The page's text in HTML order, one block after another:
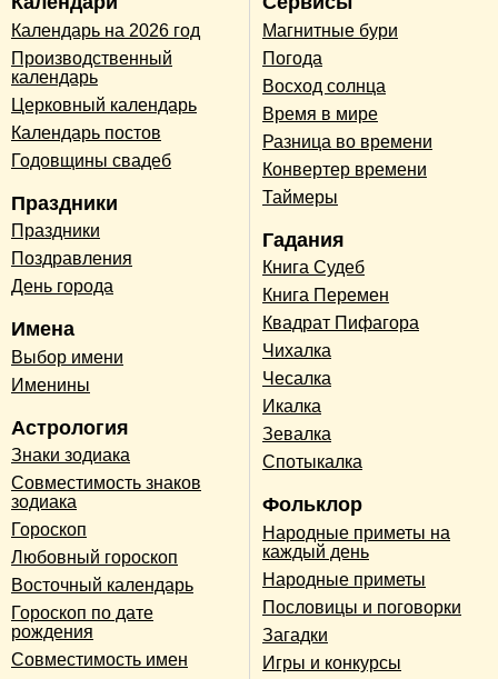
Календарь на 2026 год
Производственный
календарь
Церковный календарь
Календарь постов
Годовщины свадеб
Праздники
Праздники
Поздравления
День города
Имена
Выбор имени
Именины
Астрология
Знаки зодиака
Совместимость знаков
зодиака
Гороскоп
Любовный гороскоп
Восточный календарь
Гороскоп по дате
рождения
Совместимость имен
Магнитные бури
Погода
Восход солнца
Время в мире
Разница во времени
Конвертер времени
Таймеры
Гадания
Книга Судеб
Книга Перемен
Квадрат Пифагора
Чихалка
Чесалка
Икалка
Зевалка
Спотыкалка
Фольклор
Народные приметы на
каждый день
Народные приметы
Пословицы и поговорки
Загадки
Игры и конкурсы